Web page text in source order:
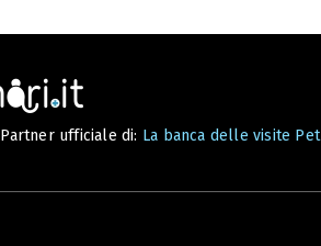
Partner ufficiale di: La banca delle visite Pet